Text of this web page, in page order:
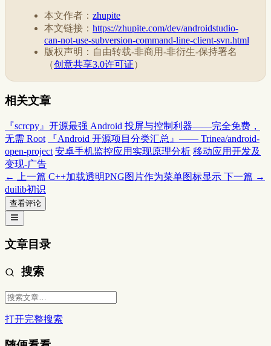
本文作者： zhupite
本文链接： https://zhupite.com/dev/androidstudio-
can-not-use-subversion-command-line-client-svn.html
版权声明：自由转载-非商用-非衍生-保持署名
（创意共享3.0许可证）
相关文章
『scrcpy』开源最强 Android 投屏与控制利器——完全免费，
无需 Root
『Android 开源项目分类汇总』—— Trinea/android-
open-project 安卓手机监控应用实现原理分析 移动应用开发及
变现-广告
← 上一篇 C++加载透明PNG图片作为菜单图标显示 下一篇 →
duilib初识
查看评论
文章目录
搜索
打开完整搜索